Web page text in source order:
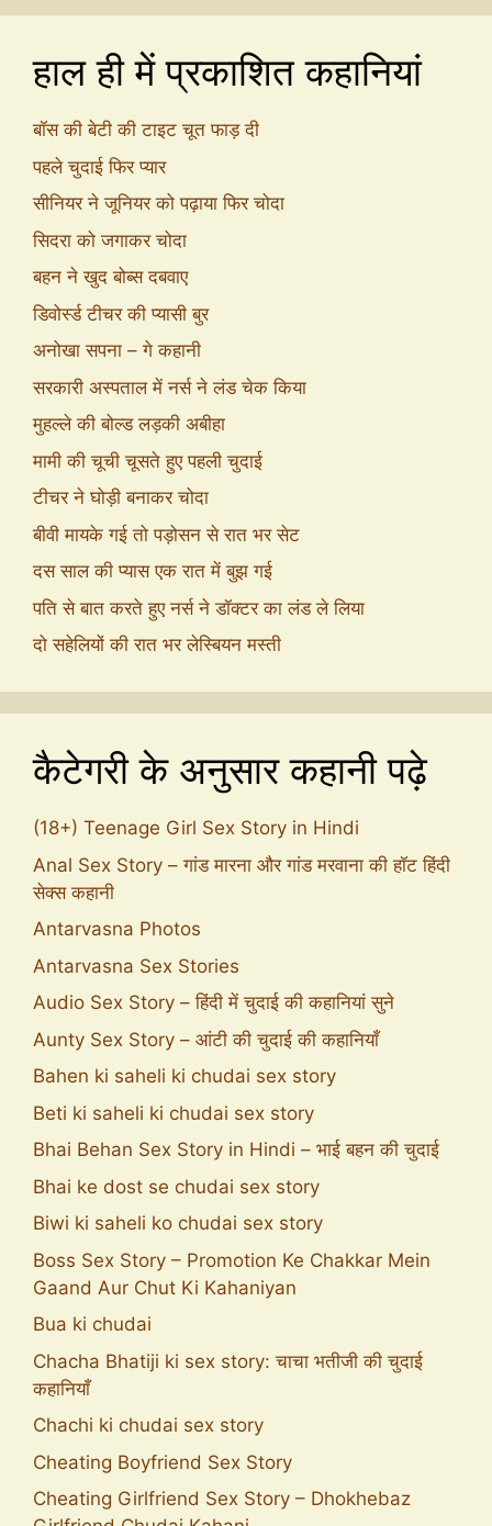
हाल ही में प्रकाशित कहानियां
बॉस की बेटी की टाइट चूत फाड़ दी
पहले चुदाई फिर प्यार
सीनियर ने जूनियर को पढ़ाया फिर चोदा
सिदरा को जगाकर चोदा
बहन ने खुद बोब्स दबवाए
डिवोर्स्ड टीचर की प्यासी बुर
अनोखा सपना – गे कहानी
सरकारी अस्पताल में नर्स ने लंड चेक किया
मुहल्ले की बोल्ड लड़की अबीहा
मामी की चूची चूसते हुए पहली चुदाई
टीचर ने घोड़ी बनाकर चोदा
बीवी मायके गई तो पड़ोसन से रात भर सेट
दस साल की प्यास एक रात में बुझ गई
पति से बात करते हुए नर्स ने डॉक्टर का लंड ले लिया
दो सहेलियों की रात भर लेस्बियन मस्ती
कैटेगरी के अनुसार कहानी पढ़े
(18+) Teenage Girl Sex Story in Hindi
Anal Sex Story – गांड मारना और गांड मरवाना की हॉट हिंदी
सेक्स कहानी
Antarvasna Photos
Antarvasna Sex Stories
Audio Sex Story – हिंदी में चुदाई की कहानियां सुने
Aunty Sex Story – आंटी की चुदाई की कहानियाँ
Bahen ki saheli ki chudai sex story
Beti ki saheli ki chudai sex story
Bhai Behan Sex Story in Hindi – भाई बहन की चुदाई
Bhai ke dost se chudai sex story
Biwi ki saheli ko chudai sex story
Boss Sex Story – Promotion Ke Chakkar Mein
Gaand Aur Chut Ki Kahaniyan
Bua ki chudai
Chacha Bhatiji ki sex story: चाचा भतीजी की चुदाई
कहानियाँ
Chachi ki chudai sex story
Cheating Boyfriend Sex Story
Cheating Girlfriend Sex Story – Dhokhebaz